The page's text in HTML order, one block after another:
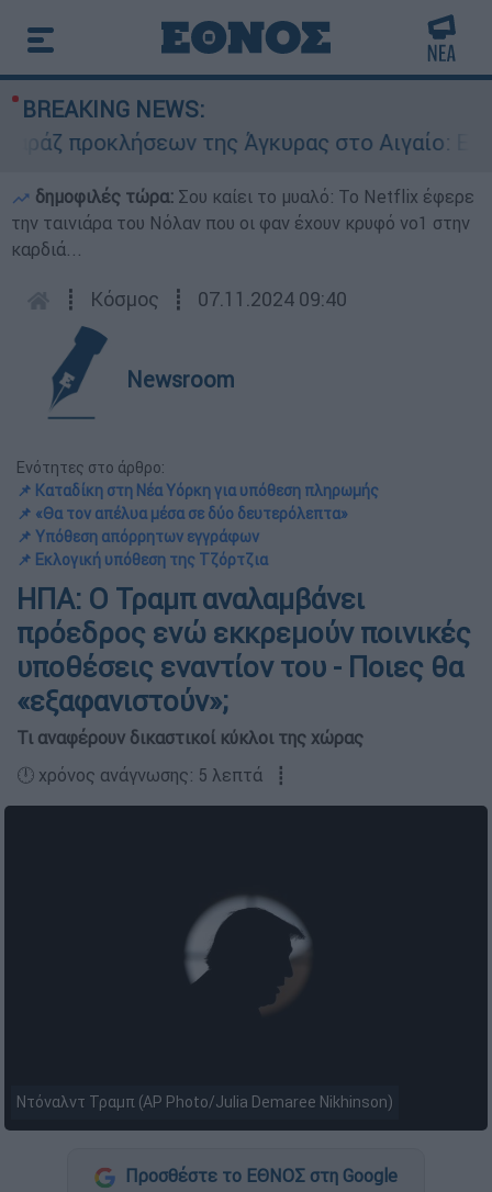
BREAKING NEWS:
προκλήσεων της Άγκυρας στο Αιγαίο:
δημοφιλές τώρα: Σου καίει το μυαλό: Το Netflix έφερε
την ταινιάρα του Νόλαν που οι φαν έχουν κρυφό νο1 στην
καρδιά...
┋ Κόσμος ┋ 07.11.2024 09:40
Newsroom
Ενότητες στο άρθρο:
📌 Καταδίκη στη Νέα Υόρκη για υπόθεση πληρωμής
📌 «Θα τον απέλυα μέσα σε δύο δευτερόλεπτα»
📌 Υπόθεση απόρρητων εγγράφων
📌 Εκλογική υπόθεση της Τζόρτζια
ΗΠΑ: Ο Τραμπ αναλαμβάνει
πρόεδρος ενώ εκκρεμούν ποινικές
υποθέσεις εναντίον του - Ποιες θα
«εξαφανιστούν»;
Τι αναφέρουν δικαστικοί κύκλοι της χώρας
🕛 χρόνος ανάγνωσης: 5 λεπτά ┋
Ντόναλντ Τραμπ (AP Photo/Julia Demaree Nikhinson)
Προσθέστε το ΕΘΝΟΣ στη Google